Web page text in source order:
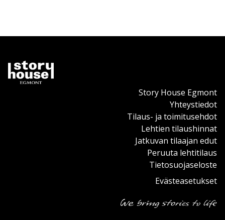
Story House Egmont
Yhteystiedot
Tilaus- ja toimitusehdot
Lehtien tilaushinnat
Jatkuvan tilaajan edut
Peruuta lehtitilaus
Tietosuojaseloste
Evästeasetukset